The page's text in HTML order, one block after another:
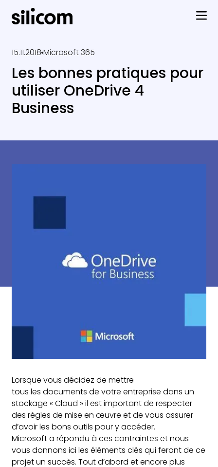
15.11.2018 Microsoft 365
Les bonnes pratiques pour
utiliser OneDrive 4
Business
Lorsque vous décidez de mettre
tous les documents de votre entreprise dans un
stockage « Cloud » il est important de respecter
des règles de mise en œuvre et de vous assurer
d’avoir les bons outils pour y accéder.
Microsoft a répondu à ces contraintes et nous
vous donnons ici les éléments clés qui feront de ce
projet un succès. Tout d’abord et encore plus